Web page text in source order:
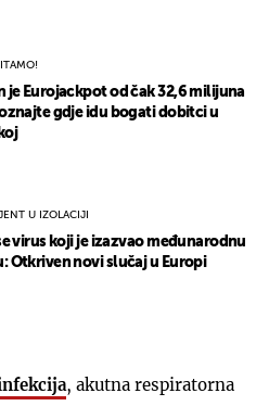
je Eurojackpot od čak 32,6 milijuna
gdje idu bogati dobitci u
U IZOLACIJI
virus koji je izazvao međunarodnu
Otkriven novi slučaj u Europi
, akutna respiratorna